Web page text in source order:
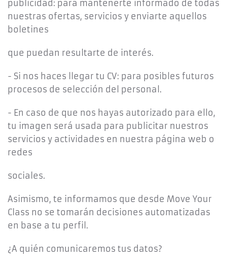
publicidad: para mantenerte informado de todas
nuestras ofertas, servicios y enviarte aquellos
boletines
que puedan resultarte de interés.
- Si nos haces llegar tu CV: para posibles futuros
procesos de selección del personal.
- En caso de que nos hayas autorizado para ello,
tu imagen será usada para publicitar nuestros
servicios y actividades en nuestra página web o
redes
sociales.
Asimismo, te informamos que desde Move Your
Class no se tomarán decisiones automatizadas
en base a tu perfil.
¿A quién comunicaremos tus datos?